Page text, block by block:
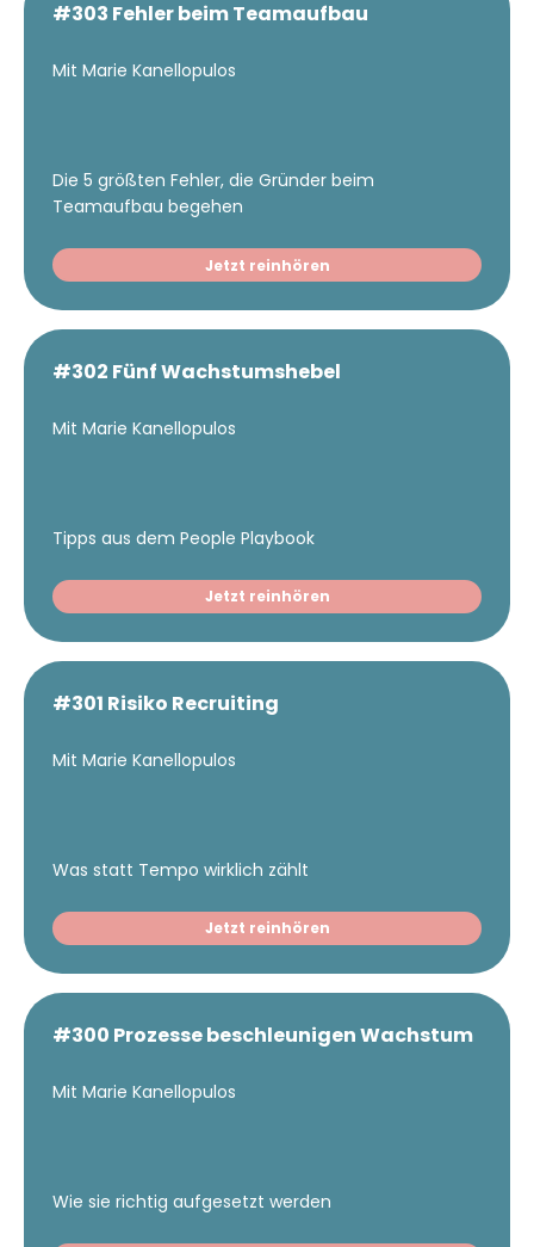
#303 Fehler beim Teamaufbau
Mit Marie Kanellopulos
Die 5 größten Fehler, die Gründer beim
Teamaufbau begehen
Jetzt reinhören
#302 Fünf Wachstumshebel
Mit Marie Kanellopulos
Tipps aus dem People Playbook
Jetzt reinhören
#301 Risiko Recruiting
Mit Marie Kanellopulos
Was statt Tempo wirklich zählt
Jetzt reinhören
#300 Prozesse beschleunigen Wachstum
Mit Marie Kanellopulos
Wie sie richtig aufgesetzt werden